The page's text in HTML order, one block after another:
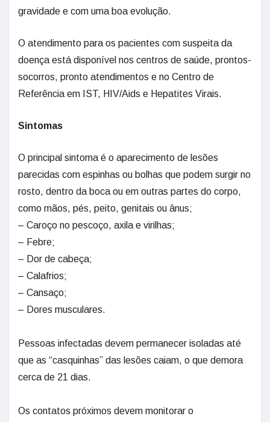
gravidade e com uma boa evolução.
O atendimento para os pacientes com suspeita da
doença está disponível nos centros de saúde, prontos-
socorros, pronto atendimentos e no Centro de
Referência em IST, HIV/Aids e Hepatites Virais.
Sintomas
O principal sintoma é o aparecimento de lesões
parecidas com espinhas ou bolhas que podem surgir no
rosto, dentro da boca ou em outras partes do corpo,
como mãos, pés, peito, genitais ou ânus;
– Caroço no pescoço, axila e virilhas;
– Febre;
– Dor de cabeça;
– Calafrios;
– Cansaço;
– Dores musculares.
Pessoas infectadas devem permanecer isoladas até
que as “casquinhas” das lesões caiam, o que demora
cerca de 21 dias.
Os contatos próximos devem monitorar o